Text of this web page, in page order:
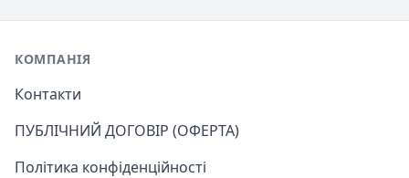
Footer
КОМПАНІЯ
Контакти
ПУБЛІЧНИЙ ДОГОВІР (ОФЕРТА)
Політика конфіденційності